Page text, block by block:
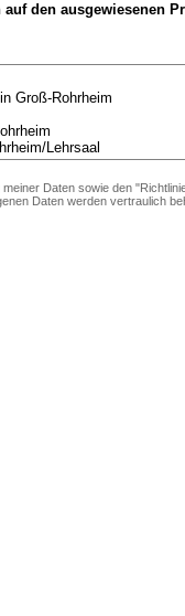
Groß-Rohrheim
Lehrsaal
Daten sowie den
Daten werden vertraulich
den ausgewiesenen